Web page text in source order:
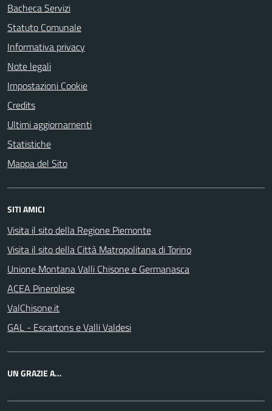
Bacheca Servizi
Statuto Comunale
Informativa privacy
Note legali
Impostazioni Cookie
Credits
Ultimi aggiornamenti
Statistiche
Mappa del Sito
SITI AMICI
Visita il sito della Regione Piemonte
Visita il sito della Città Matropolitana di Torino
Unione Montana Valli Chisone e Germanasca
ACEA Pinerolese
ValChisone.it
GAL - Escartons e Valli Valdesi
UN GRAZIE A...